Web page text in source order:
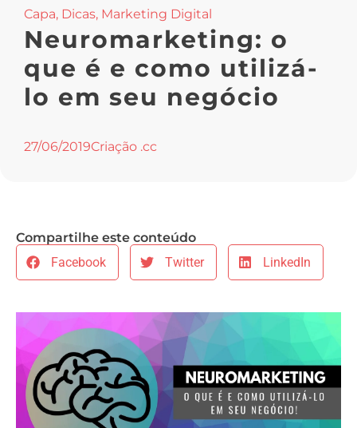
Capa, Dicas, Marketing Digital
Neuromarketing: o
que é e como utilizá-
lo em seu negócio
27/06/2019Criação .cc
Compartilhe este conteúdo
Facebook
Twitter LinkedIn